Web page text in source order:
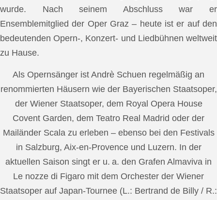
wurde. Nach seinem Abschluss war er
Ensemblemitglied der Oper Graz – heute ist er auf den
bedeutenden Opern-, Konzert- und Liedbühnen weltweit
zu Hause.
Als Opernsänger ist Andrè Schuen regelmäßig an
renommierten Häusern wie der Bayerischen Staatsoper,
der Wiener Staatsoper, dem Royal Opera House
Covent Garden, dem Teatro Real Madrid oder der
Mailänder Scala zu erleben – ebenso bei den Festivals
in Salzburg, Aix-en-Provence und Luzern. In der
aktuellen Saison singt er u. a. den Grafen Almaviva in
Le nozze di Figaro mit dem Orchester der Wiener
Staatsoper auf Japan-Tournee (L.: Bertrand de Billy / R.: